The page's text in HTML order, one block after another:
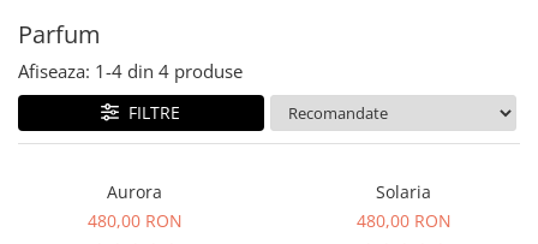
Parfum
Afiseaza: 1-4 din 4 produse
FILTRE
Aurora
480,00 RON
Solaria
480,00 RON